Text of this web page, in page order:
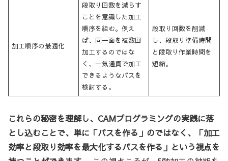
加工順序の最適化
段取り回数を減らす
ことを意識した加工
順序を組む。例え
ば、同一面を複数回
加工するのではな
く、一気通貫で加工
できるようなパスを
検討する。
段取り回数を削減
し、段取り準備時間
と段取り作業時間を
短縮。
これらの秘密を理解し、CAMプログラミングの実践に落
とし込むことで、単に「パスを作る」のではなく、「加工
効率と段取り効率を最大化するパスを作る」という視点を